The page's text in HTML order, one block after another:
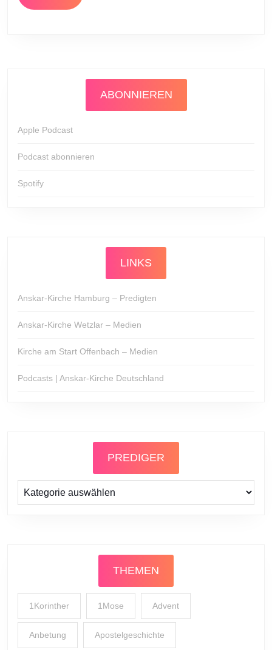
More
ABONNIEREN
Apple Podcast
Podcast abonnieren
Spotify
LINKS
Anskar-Kirche Hamburg – Predigten
Anskar-Kirche Wetzlar – Medien
Kirche am Start Offenbach – Medien
Podcasts | Anskar-Kirche Deutschland
PREDIGER
Prediger
THEMEN
1Korinther 1Mose Advent
Anbetung Apostelgeschichte